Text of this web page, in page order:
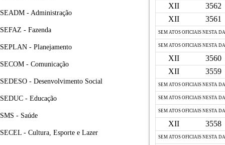
SEADM - Administração
SEFAZ - Fazenda
SEPLAN - Planejamento
SECOM - Comunicação
SEDESO - Desenvolvimento Social
SEDUC - Educação
SMS - Saúde
SECEL - Cultura, Esporte e Lazer
XII
3562
XII
3561
SEM ATOS OFICIAIS NESTA
SEM ATOS OFICIAIS NESTA
XII
3560
XII
3559
SEM ATOS OFICIAIS NESTA
SEM ATOS OFICIAIS NESTA
SEM ATOS OFICIAIS NESTA
XII 3558
SEM ATOS OFICIAIS NESTA